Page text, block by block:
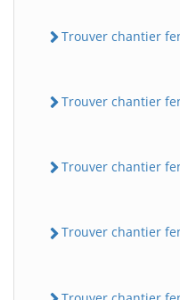
Trouver chantier
Trouver chantier
Trouver chantier
Trouver chantier